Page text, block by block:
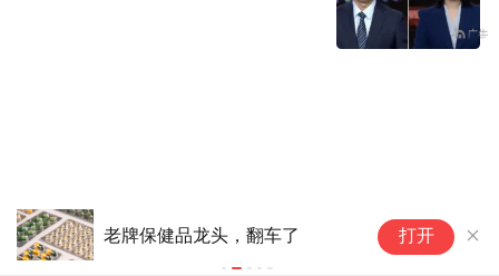
老牌保健品龙头，翻车了 打开